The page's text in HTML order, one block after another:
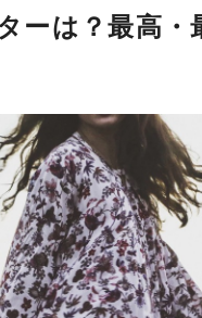
ーは？最高